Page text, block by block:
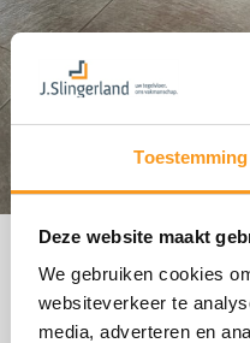
Toestemming
Deze website maakt
We gebruiken cookies
websiteverkeer te
media, adverteren en